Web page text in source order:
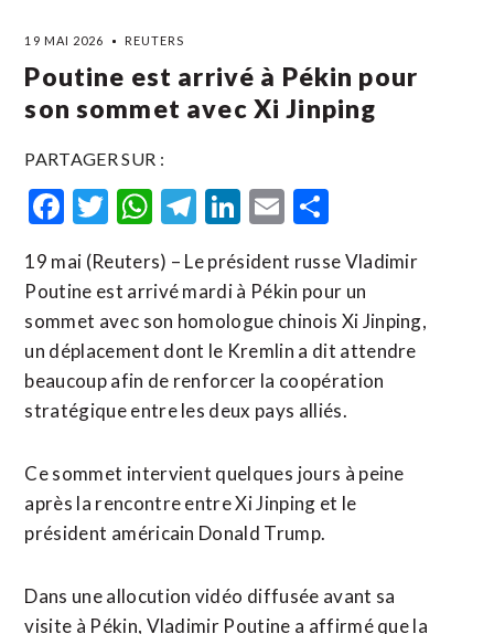
19 MAI 2026 REUTERS
Poutine est arrivé à Pékin pour
son sommet avec Xi Jinping
PARTAGER SUR :
Facebook
Twitter
WhatsApp
Telegram
LinkedIn
Email
19 mai (Reuters) – Le président russe Vladimir
Poutine est arrivé mardi à ​Pékin pour ‌un
sommet ​avec ⁠son homologue chinois Xi ‌Jinping,
‌un déplacement dont le Kremlin a dit ​attendre
beaucoup afin de renforcer la coopération
stratégique entre les deux pays alliés.
Ce sommet ⁠intervient quelques ⁠jours à peine
après la rencontre entre Xi Jinping et le
président ⁠américain Donald ‌Trump.
Dans une allocution vidéo ⁠diffusée avant ​sa
visite ​à Pékin, Vladimir Poutine ​a affirmé que la